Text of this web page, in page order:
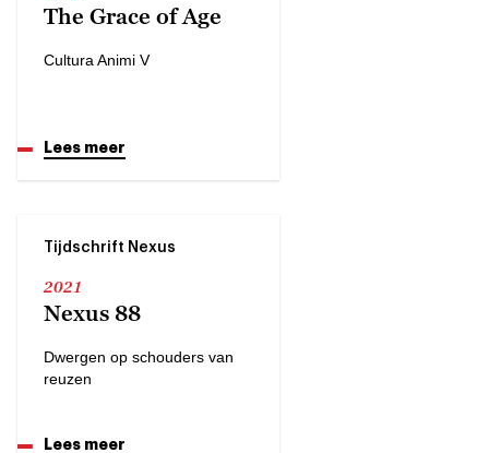
The Grace of Age
Cultura Animi V
Lees meer
Tijdschrift Nexus
2021
Nexus 88
Dwergen op schouders van
reuzen
Lees meer